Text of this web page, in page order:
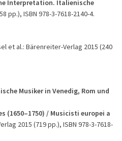
Interpretation. Italienische
pp.), ISBN 978-3-7618-2140-4.
et al.: Bärenreiter-Verlag 2015 (240
Musiker in Venedig, Rom und
(1650–1750) / Musicisti europei a
2015 (719 pp.), ISBN 978-3-7618-